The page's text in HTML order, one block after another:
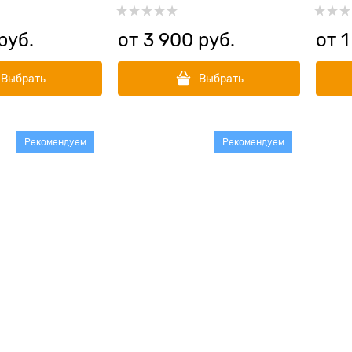
Выбрать
Turkey
от 3 900 руб.
Выбрать
Adult
от
Рекомендуем Рекомендуем